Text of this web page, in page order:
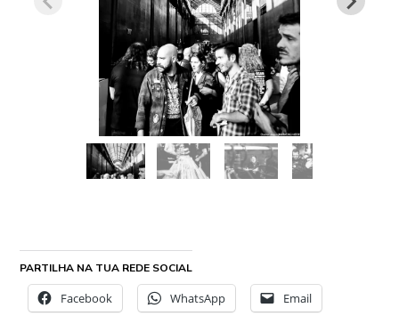
PARTILHA NA TUA REDE SOCIAL
Facebook WhatsApp Email